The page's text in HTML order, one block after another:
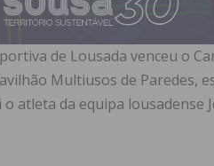
de Lousada venceu o
Multiusos de Paredes,
atleta da equipa lousadense